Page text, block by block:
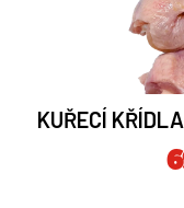
KUŘECÍ